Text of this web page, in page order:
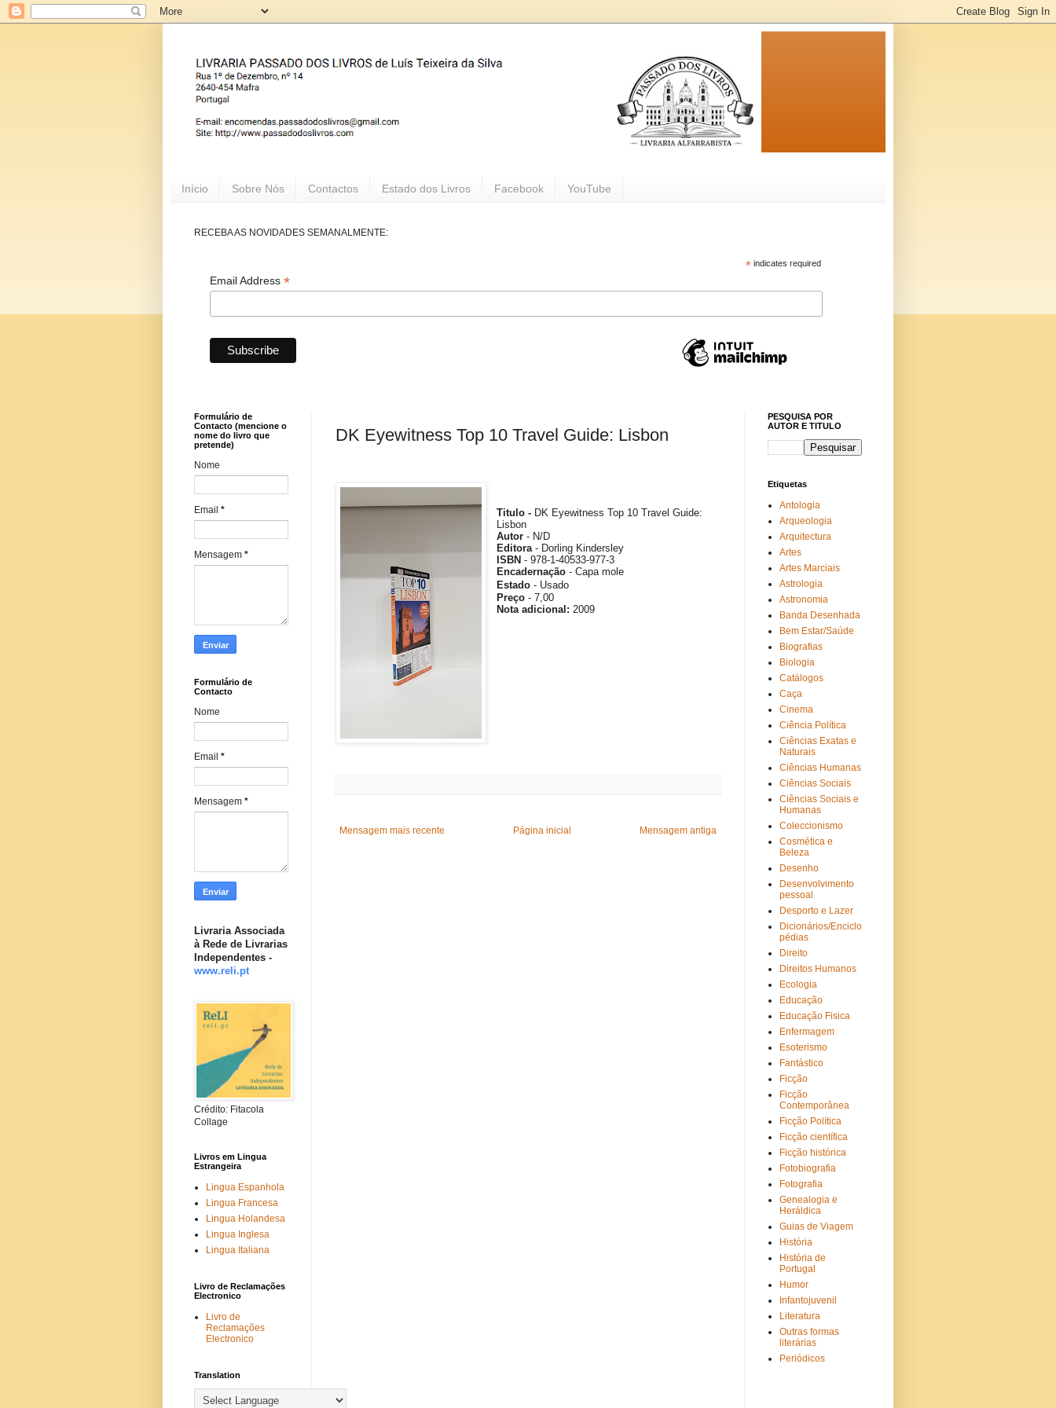
Início Sobre Nós Contactos Estado dos Livros Facebook YouTube
RECEBA AS NOVIDADES SEMANALMENTE:
*indicates required
Email Address *
DK Eyewitness Top 10 Travel Guide: Lisbon
Titulo - DK Eyewitness Top 10 Travel Guide:
Lisbon
Autor - N/D
Editora- Dorling Kindersley
ISBN - 978-1-40533-977-3
Encadernação - Capa mole
Estado - Usado
Preço - 7,00
Notaadicional :2009
Mensagem mais recente Mensagem antiga
Página inicial
Formulário de
Contacto (mencione o
nome do livro que
pretende)
Nome
Email *
Mensagem *
Formulário de
Contacto
Nome
Email *
Mensagem *
Livraria Associada
à Rede de Livrarias
Independentes -
www.reli.pt
Crédito: Fitacola
Collage
Livros em Lingua
Estrangeira
Lingua Espanhola
Lingua Francesa
Lingua Holandesa
Lingua Inglesa
Lingua Italiana
Livro de Reclamações
Electronico
Livro de
Reclamações
Electronico
Translation
PESQUISA POR
AUTOR E TITULO
Etiquetas
Antologia
Arqueologia
Arquitectura
Artes
Artes Marciais
Astrologia
Astronomia
Banda Desenhada
Bem Estar/Saúde
Biografias
Biologia
Catálogos
Caça
Cinema
Ciência Política
Ciências Exatas e
Naturais
Ciências Humanas
Ciências Sociais
Ciências Sociais e
Humanas
Coleccionismo
Cosmética e
Beleza
Desenho
Desenvolvimento
pessoal
Desporto e Lazer
Dicionários/Enciclo
pédias
Direito
Direitos Humanos
Ecologia
Educação
Educação Fisica
Enfermagem
Esoterismo
Fantástico
Ficção
Ficção
Contemporânea
Ficção Política
Ficção científica
Ficção histórica
Fotobiografia
Fotografia
Genealogia e
Heráldica
Guias de Viagem
História
História de
Portugal
Humor
Infantojuvenil
Literatura
Outras formas
literárias
Periódicos